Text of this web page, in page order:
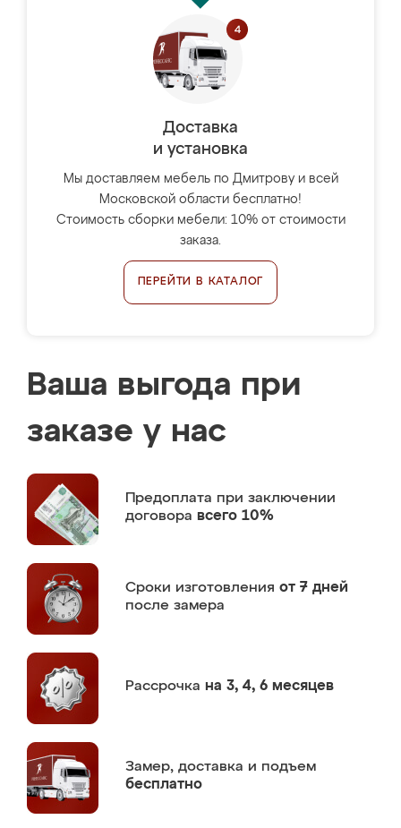
Доставка
и установка
Мы доставляем мебель по Дмитрову и всей
Московской области бесплатно!
Стоимость сборки мебели: 10% от стоимости
заказа.
ПЕРЕЙТИ В КАТАЛОГ
Ваша выгода при
заказе у нас
Предоплата при заключении
договора всего 10%
Сроки изготовления от 7 дней
после замера
Рассрочка на 3, 4, 6 месяцев
Замер, доставка и подъем
бесплатно